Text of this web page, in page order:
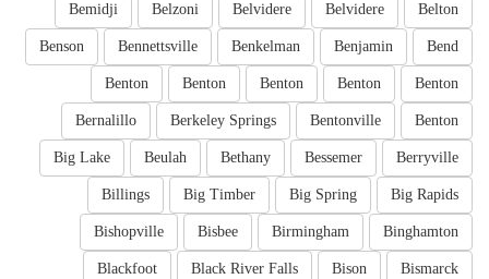
Belton
Belvidere
Belvidere
Belzoni
Bemidji
Bend
Benjamin
Benkelman
Bennettsville
Benson
Benton
Benton
Benton
Benton
Benton
Benton
Bentonville
Berkeley Springs
Bernalillo
Berryville
Bessemer
Bethany
Beulah
Big Lake
Big Rapids
Big Spring
Big Timber
Billings
Binghamton
Birmingham
Bisbee
Bishopville
Bismarck
Bison
Black River Falls
Blackfoot